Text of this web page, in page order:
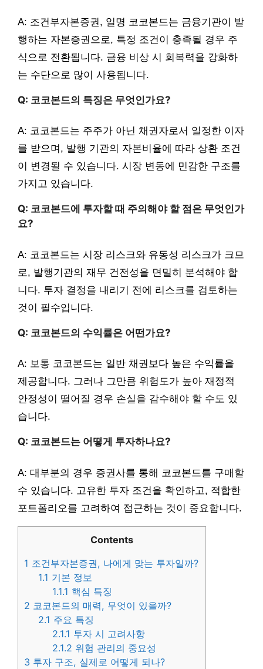
A: 조건부자본증권, 일명 코코본드는 금융기관이 발
행하는 자본증권으로, 특정 조건이 충족될 경우 주
식으로 전환됩니다. 금융 비상 시 회복력을 강화하
는 수단으로 많이 사용됩니다.
Q: 코코본드의 특징은 무엇인가요?
A: 코코본드는 주주가 아닌 채권자로서 일정한 이자
를 받으며, 발행 기관의 자본비율에 따라 상환 조건
이 변경될 수 있습니다. 시장 변동에 민감한 구조를
가지고 있습니다.
Q: 코코본드에 투자할 때 주의해야 할 점은 무엇인가
요?
A: 코코본드는 시장 리스크와 유동성 리스크가 크므
로, 발행기관의 재무 건전성을 면밀히 분석해야 합
니다. 투자 결정을 내리기 전에 리스크를 검토하는
것이 필수입니다.
Q: 코코본드의 수익률은 어떤가요?
A: 보통 코코본드는 일반 채권보다 높은 수익률을
제공합니다. 그러나 그만큼 위험도가 높아 재정적
안정성이 떨어질 경우 손실을 감수해야 할 수도 있
습니다.
Q: 코코본드는 어떻게 투자하나요?
A: 대부분의 경우 증권사를 통해 코코본드를 구매할
수 있습니다. 고유한 투자 조건을 확인하고, 적합한
포트폴리오를 고려하여 접근하는 것이 중요합니다.
Contents
1 조건부자본증권, 나에게 맞는 투자일까?
1.1 기본 정보
1.1.1 핵심 특징
2 코코본드의 매력, 무엇이 있을까?
2.1 주요 특징
2.1.1 투자 시 고려사항
2.1.2 위험 관리의 중요성
3 투자 구조, 실제로 어떻게 되나?